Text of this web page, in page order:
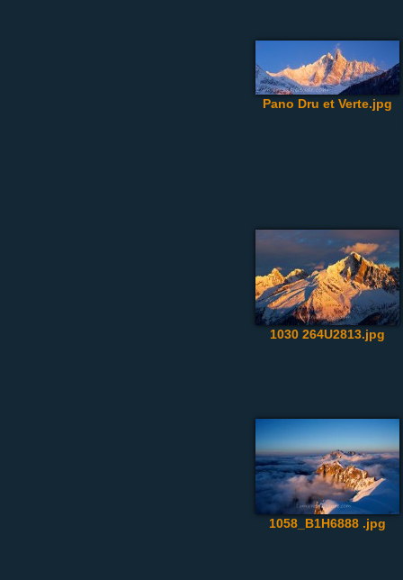
Pano Dru et Verte.jpg
1030 264U2813.jpg
1058_B1H6888 .jpg